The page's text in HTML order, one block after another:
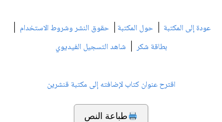
عودة إلى المكتبة | حول المكتبة | حقوق النشر وشروط الاستخدام |
بطاقة شكر| شاهد التسجيل الفيديوي
اقترح عنوان كتاب لإضافته إلى مكتبة قنشرين
طباعة النص